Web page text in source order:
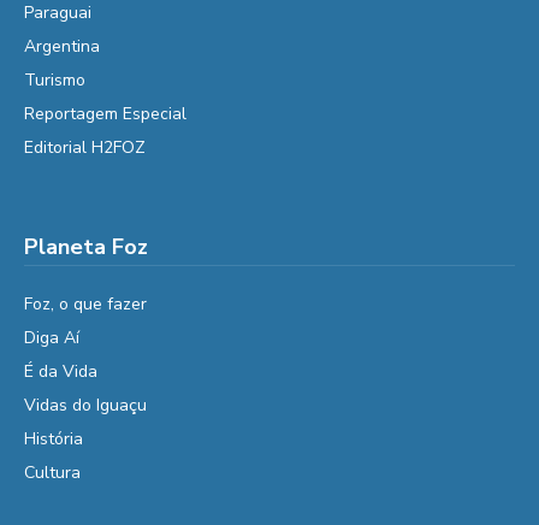
Paraguai
Argentina
Turismo
Reportagem Especial
Editorial H2FOZ
Planeta Foz
Foz, o que fazer
Diga Aí
É da Vida
Vidas do Iguaçu
História
Cultura